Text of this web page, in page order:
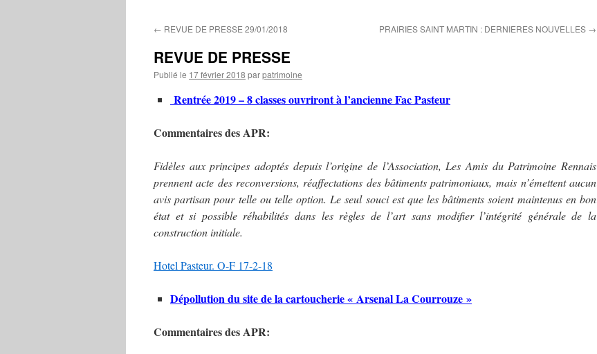
← REVUE DE PRESSE 29/01/2018 PRAIRIES SAINT MARTIN : DERNIERES NOUVELLES →
REVUE DE PRESSE
Publié le 17 février 2018 parpatrimoine
Rentrée 2019 – 8 classes ouvriront à l’ancienne Fac Pasteur
Commentaires des APR:
Fidèles aux principes adoptés depuis l’origine de l’Association, Les Amis du Patrimoine Rennais
prennent acte des reconversions, réaffectations des bâtiments patrimoniaux,mais n’émettent aucun
avis partisan pour telle ou telle option. Le seul souci est que les bâtiments soient maintenus en bon
état et si possible réhabilités dans les règles de l’art sans modifier l’intégrité générale de la
construction initiale.
Hotel Pasteur. O-F 17-2-18
Dépollution du site de la cartoucherie « Arsenal La Courrouze »
Commentaires des APR: